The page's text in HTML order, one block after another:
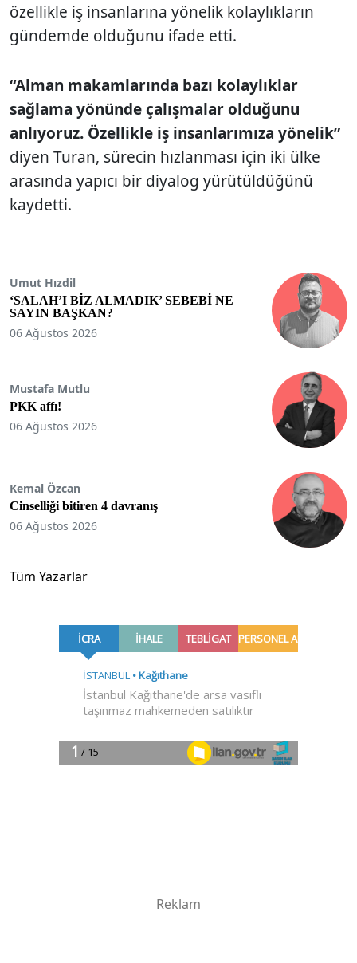
özellikle iş insanlarına yönelik kolaylıkların
gündemde olduğunu ifade etti.
“Alman makamlarında bazı kolaylıklar
sağlama yönünde çalışmalar olduğunu
anlıyoruz. Özellikle iş insanlarımıza yönelik”
diyen Turan, sürecin hızlanması için iki ülke
arasında yapıcı bir diyalog yürütüldüğünü
kaydetti.
Umut Hızdil
‘SALAH’I BİZ ALMADIK’ SEBEBİ NE
SAYIN BAŞKAN?
06 Ağustos 2026
Mustafa Mutlu
PKK affı!
06 Ağustos 2026
Kemal Özcan
Cinselliği bitiren 4 davranış
06 Ağustos 2026
Tüm Yazarlar